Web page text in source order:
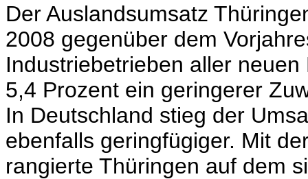
Der Auslandsumsatz
2008 gegenüber dem
Industriebetrieben aller
5,4 Prozent ein geringerer
In Deutschland stieg der
ebenfalls geringfügiger. Mit
rangierte Thüringen auf dem